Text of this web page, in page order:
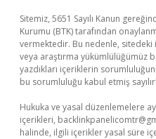
Sitemiz, 5651 Sayılı Kanun
Kurumu (BTK) tarafından
vermektedir. Bu nedenle,
veya araştırma yükümlülüğümüz
yazdıkları içeriklerin
bu sorumluluğu kabul etmiş
Hukuka ve yasal düzenlemelere
içerikleri,
halinde, ilgili içerikler yasal süre